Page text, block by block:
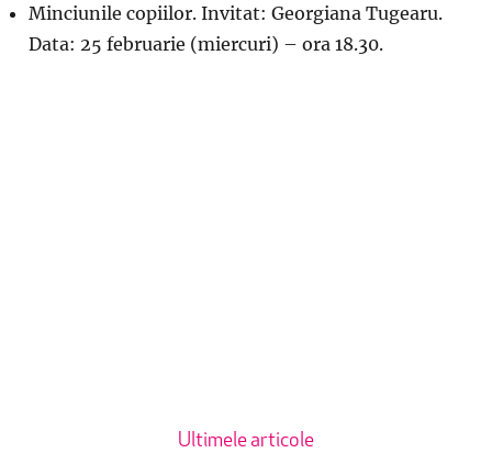
Minciunile copiilor. Invitat: Georgiana Tugearu.
Data: 25 februarie (miercuri) – ora 18.30.
Ultimele articole